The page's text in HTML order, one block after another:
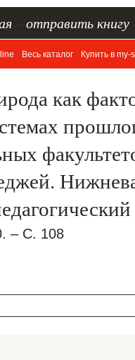
отправить книгу
Весь каталог Купить в my-
как
– С. 108